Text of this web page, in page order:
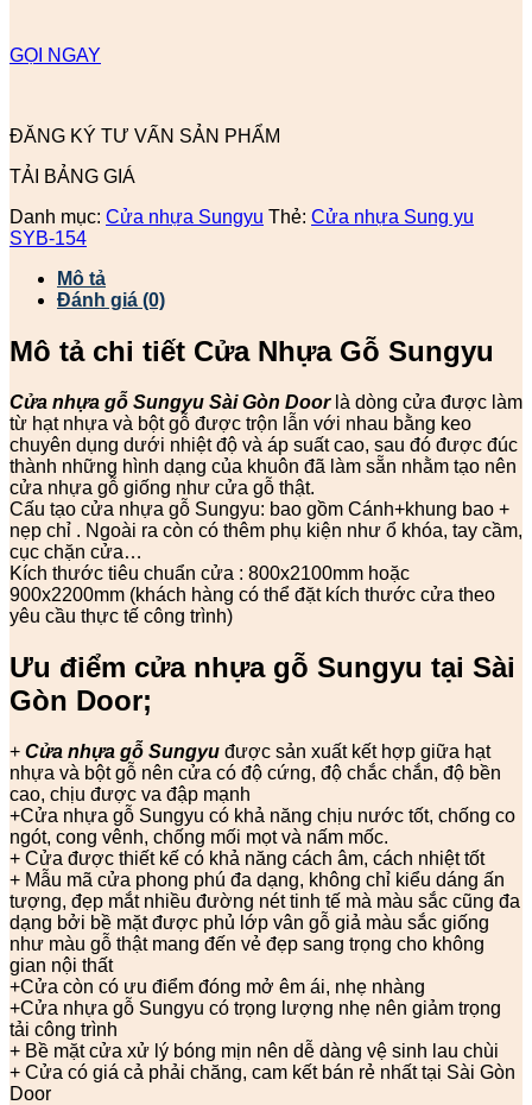
GỌI NGAY
ĐĂNG KÝ TƯ VẤN SẢN PHẨM
TẢI BẢNG GIÁ
Danh mục: Cửa nhựa Sungyu Thẻ: Cửa nhựa Sung yu
SYB-154
Mô tả
Đánh giá (0)
Mô tả chi tiết Cửa Nhựa Gỗ Sungyu
Cửa nhựa gỗ Sungyu Sài Gòn Doorlà dòng cửa được làm
từ hạt nhựa và bột gỗ được trộn lẫn với nhau bằng keo
chuyên dụng dưới nhiệt độ và áp suất cao, sau đó được đúc
thành những hình dạng của khuôn đã làm sẵn nhằm tạo nên
cửa nhựa gỗ giống như cửa gỗ thật.
Cấu tạo cửa nhựa gỗ Sungyu: bao gồm Cánh+khung bao +
nẹp chỉ . Ngoài ra còn có thêm phụ kiện như ổ khóa, tay cầm,
cục chặn cửa…
Kích thước tiêu chuẩn cửa : 800x2100mm hoặc
900x2200mm (khách hàng có thể đặt kích thước cửa theo
yêu cầu thực tế công trình)
Ưu điểm cửa nhựa gỗ Sungyu tại Sài
Gòn Door;
+ Cửa nhựa gỗ Sungyu được sản xuất kết hợp giữa hạt
nhựa và bột gỗ nên cửa có độ cứng, độ chắc chắn, độ bền
cao, chịu được va đập mạnh
+Cửa nhựa gỗ Sungyu có khả năng chịu nước tốt, chống co
ngót, cong vênh, chống mối mọt và nấm mốc.
+ Cửa được thiết kế có khả năng cách âm, cách nhiệt tốt
+ Mẫu mã cửa phong phú đa dạng, không chỉ kiểu dáng ấn
tượng, đẹp mắt nhiều đường nét tinh tế mà màu sắc cũng đa
dạng bởi bề mặt được phủ lớp vân gỗ giả màu sắc giống
như màu gỗ thật mang đến vẻ đẹp sang trọng cho không
gian nội thất
+Cửa còn có ưu điểm đóng mở êm ái, nhẹ nhàng
+Cửa nhựa gỗ Sungyu có trọng lượng nhẹ nên giảm trọng
tải công trình
+ Bề mặt cửa xử lý bóng mịn nên dễ dàng vệ sinh lau chùi
+ Cửa có giá cả phải chăng, cam kết bán rẻ nhất tại Sài Gòn
Door